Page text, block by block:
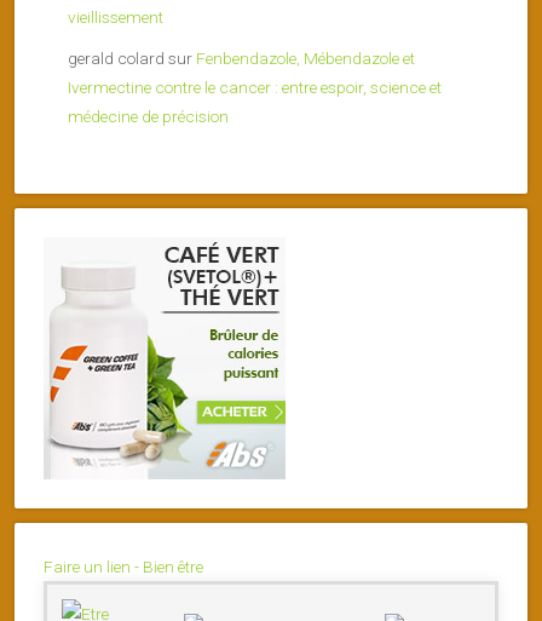
vieillissement
gerald colard sur Fenbendazole, Mébendazole et
Ivermectine contre le cancer : entre espoir, science et
médecine de précision
Faire un lien - Bien être